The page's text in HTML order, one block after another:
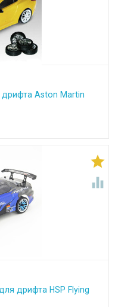
Aston Martin


дрифта HSP Flying